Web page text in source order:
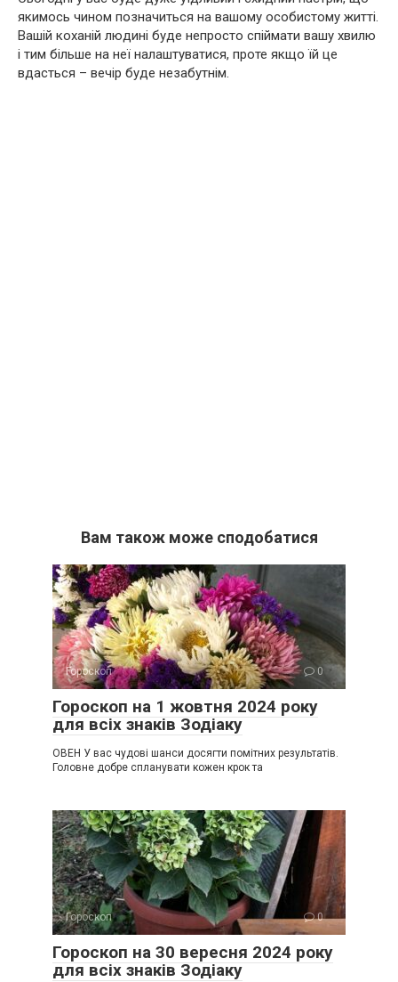
якимось чином позначиться на вашому особистому житті.
Вашій коханій людині буде непросто спіймати вашу хвилю
і тим більше на неї налаштуватися, проте якщо їй це
вдасться – вечір буде незабутнім.
Вам також може сподобатися
Гороскоп 0
Гороскоп на 1 жовтня 2024 року
для всіх знаків Зодіаку
ОВЕН У вас чудові шанси досягти помітних результатів.
Головне добре спланувати кожен крок та
Гороскоп 0
Гороскоп на 30 вересня 2024 року
для всіх знаків Зодіаку